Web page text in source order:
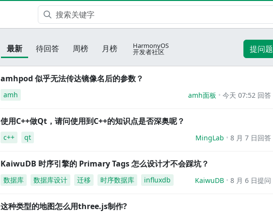
最新 待回答 周榜 月榜 HarmonyOS
开发者社区 提问题
amhpod 似乎无法传达镜像名后的参数？
amh amh面板 今天 07:52 回答
使用C++做Qt，请问使用到C++的知识点是否深奥呢？
c++ qt MingLab 8 月 7 日回答
KaiwuDB 时序引擎的 Primary Tags 怎么设计才不会踩坑？
数据库 数据库设计 迁移 时序数据库 influxdb KaiwuDB 8 月 6 日提问
这种类型的地图怎么用three.js制作?